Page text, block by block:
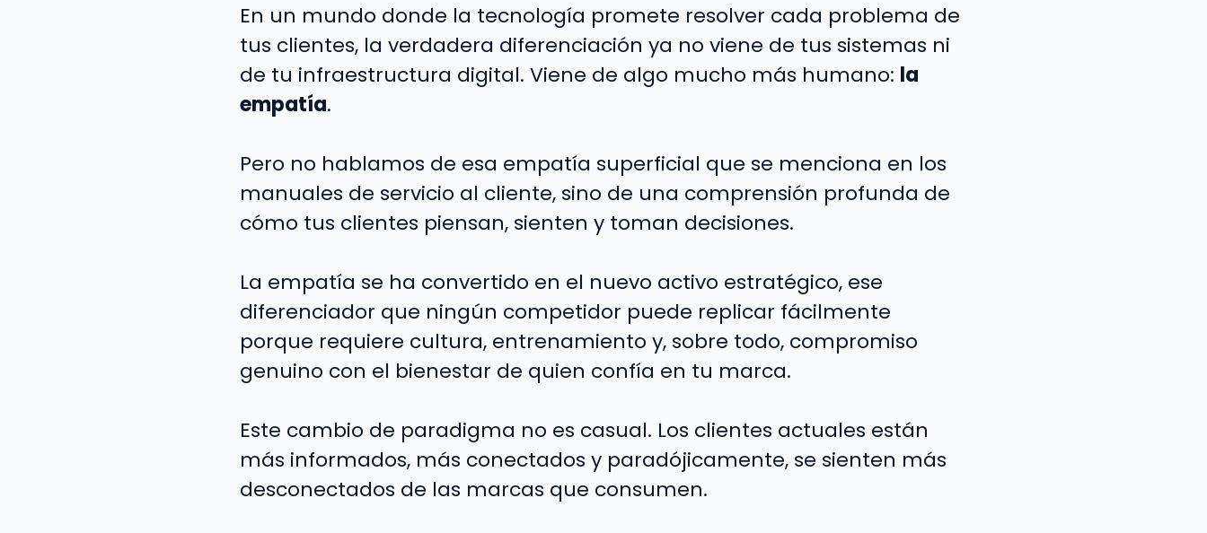
En un mundo donde la tecnología promete resolver cada problema de
tus clientes, la verdadera diferenciación ya no viene de tus sistemas ni
de tu infraestructura digital. Viene de algo mucho más humano: la
empatía.
Pero no hablamos de esa empatía superficial que se menciona en los
manuales de servicio al cliente, sino de una comprensión profunda de
cómo tus clientes piensan, sienten y toman decisiones.
La empatía se ha convertido en el nuevo activo estratégico, ese
diferenciador que ningún competidor puede replicar fácilmente
porque requiere cultura, entrenamiento y, sobre todo, compromiso
genuino con el bienestar de quien confía en tu marca.
Este cambio de paradigma no es casual. Los clientes actuales están
más informados, más conectados y paradójicamente, se sienten más
desconectados de las marcas que consumen.